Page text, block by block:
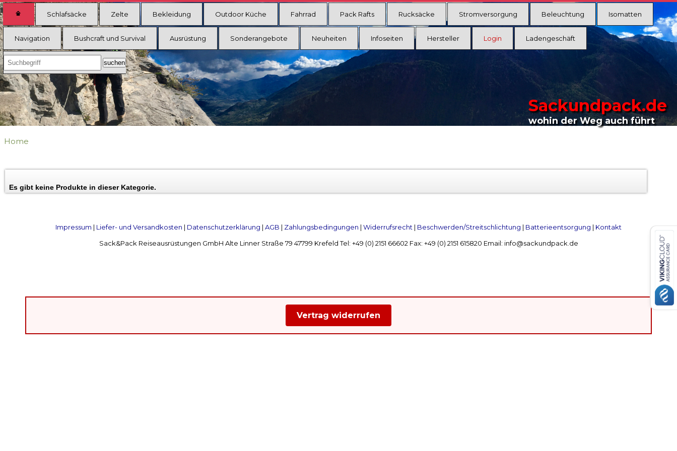
Schlafsäcke Zelte Bekleidung Outdoor Küche Fahrrad Pack Rafts Rucksäcke Stromversorgung Beleuchtung Isomatten
Navigation Bushcraft und Survival Ausrüstung Sonderangebote Neuheiten Infoseiten Hersteller Login Ladengeschäft
Sackundpack.de
wohin der Weg auch führt
Home
Es gibt keine Produkte in dieser Kategorie.
Impressum | Liefer- und Versandkosten | Datenschutzerklärung | AGB | Zahlungsbedingungen | Widerrufsrecht | Beschwerden/Streitschlichtung | Batterieentsorgung | Kontakt
Sack&Pack Reiseausrüstungen GmbH Alte Linner Straße 79 47799 Krefeld Tel: +49 (0) 2151 66602 Fax: +49 (0) 2151 615820 Email: info@sackundpack.de
Vertrag widerrufen